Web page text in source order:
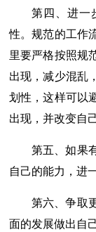
第四、进一
性。规范的工作
里要严格按照规
出现，减少混乱
划性，这样可以
出现，并改变自
第五、如果
自己的能力，进
第六、争取
面的发展做出自